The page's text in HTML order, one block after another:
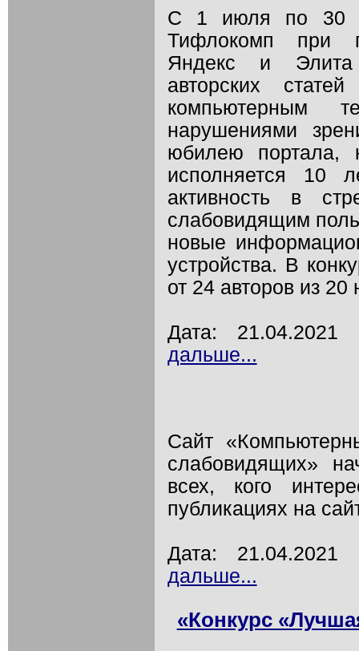
С 1 июля по 30
Тифлокомп при
Яндекс и Элита
авторских
компьютерным
нарушениями
юбилею портала,
исполняется 10
активность в
слабовидящим
новые
устройства. В
от 24 авторов из
Дата:
дальше...
Сайт
слабовидящих»
всех, кого
публикациях на
Дата:
дальше...
«Конкурс